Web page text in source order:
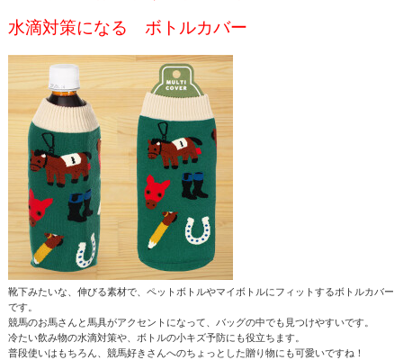
水滴対策になる ボトルカバー
靴下みたいな、伸びる素材で、ペットボトルやマイボトルにフィットするボトルカバー
です。
競馬のお馬さんと馬具がアクセントになって、バッグの中でも見つけやすいです。
冷たい飲み物の水滴対策や、ボトルの小キズ予防にも役立ちます。
普段使いはもちろん、競馬好きさんへのちょっとした贈り物にも可愛いですね！